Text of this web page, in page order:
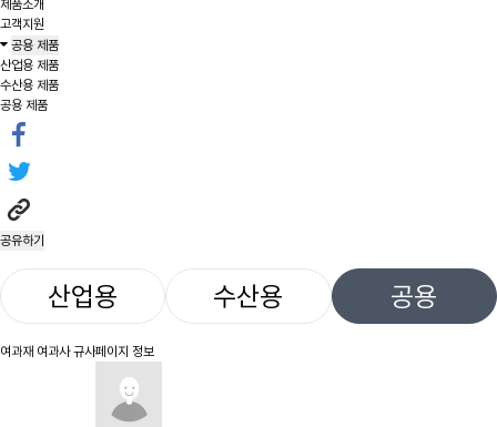
제품소개
고객지원
공용 제품
산업용 제품
수산용 제품
공용 제품
공유하기
산업용 수산용 공용
여과재 여과사 규사페이지 정보